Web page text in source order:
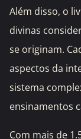
Além disso, o
divinas
se originam.
aspectos da
sistema
ensinamentos
Com mais de